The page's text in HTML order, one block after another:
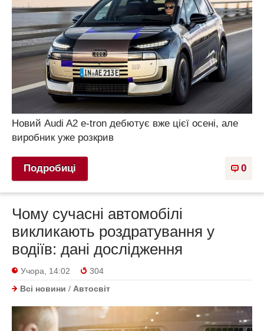
Новий Audi A2 e-tron дебютує вже цієї осені, але
виробник уже розкрив
0
Подробиці
Чому сучасні автомобілі
викликають роздратування у
водіїв: дані дослідження
Учора, 14:02
304
Всі новини / Автосвіт